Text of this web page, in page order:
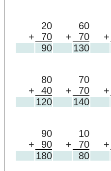
20 60
+
70 + 70 +
90
130
80 70
+
40 + 70 +
120
140
90 10
+
90 + 70 +
180
80